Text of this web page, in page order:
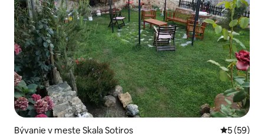
Bývanie v meste Skala Sotiros
5 (59)